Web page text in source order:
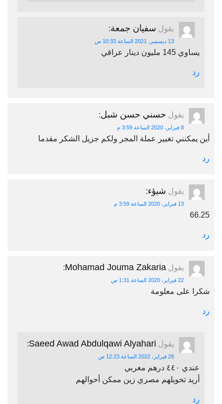
يقول سفيان جمعة:
13 ديسمبر، 2021 الساعة 10:33 ص
يساوي 145 مليون دينار عراقي
رد
يقول حسني حسن شبل:
8 فبراير، 2020 الساعة 3:59 م
أين يمكنني تغيير عملة المجر ولكم جزيل الشكر مقدما
رد
يقول شيؤء:
13 فبراير، 2020 الساعة 3:59 م
66.25
رد
يقول Mohamad Jouma Zakaria
:
22 فبراير، 2020 الساعة 1:31 ص
شكرا على معلومة
رد
يقول Saeed Awad Abdulqawi Alyahari
:
28 فبراير، 2022 الساعة 12:23 ص
عندي ٤٤٠ درهم مغربي
أريد تحويلهم مصري زين ممكن أحوالهم
رد